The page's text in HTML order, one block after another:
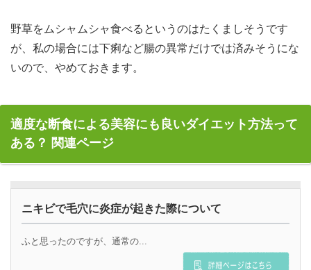
野草をムシャムシャ食べるというのはたくましそうです
が、私の場合には下痢など腸の異常だけでは済みそうにな
いので、やめておきます。
適度な断食による美容にも良いダイエット方法って
ある？ 関連ページ
ニキビで毛穴に炎症が起きた際について
ふと思ったのですが、通常の...